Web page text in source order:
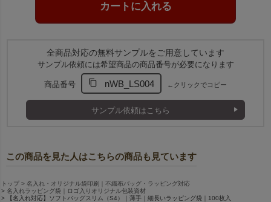
全商品対応の無料サンプルをご用意しています
サンプル依頼には希望商品の商品番号が必要になります
商品番号 nWB_LS004 ←クリックでコピー
サンプル依頼はこちら
この商品を見た人はこちらの商品も見ています
トップ
名入れ・オリジナル袋印刷｜不織布バッグ・ラッピング対応
名入れラッピング袋｜ロゴ入りオリジナル包装資材
【名入れ対応】ソフトバッグスリム（S4）｜薄手｜細長いラッピング袋｜100枚入